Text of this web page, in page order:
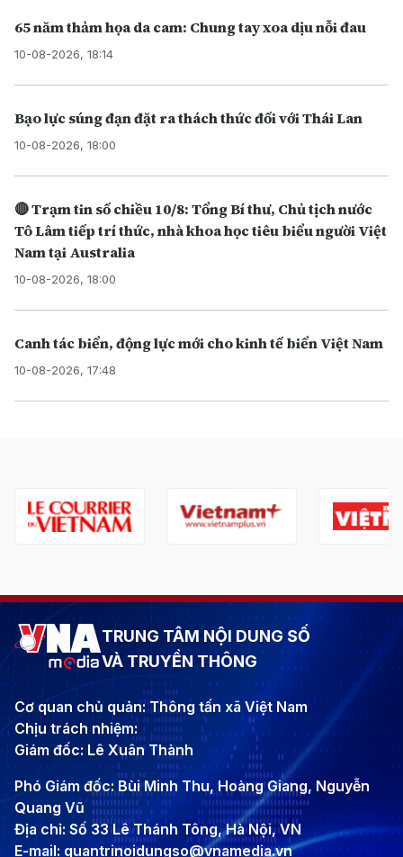
65 năm thảm họa da cam: Chung tay xoa dịu nỗi đau
10-08-2026, 18:14
Bạo lực súng đạn đặt ra thách thức đối với Thái Lan
10-08-2026, 18:00
🔴 Trạm tin số chiều 10/8: Tổng Bí thư, Chủ tịch nước
Tô Lâm tiếp trí thức, nhà khoa học tiêu biểu người Việt
Nam tại Australia
10-08-2026, 18:00
Canh tác biển, động lực mới cho kinh tế biển Việt Nam
10-08-2026, 17:48
TRUNG TÂM NỘI DUNG SỐ
VÀ TRUYỀN THÔNG
Cơ quan chủ quản: Thông tấn xã Việt Nam
Chịu trách nhiệm:
Giám đốc: Lê Xuân Thành
Phó Giám đốc: Bùi Minh Thu, Hoàng Giang, Nguyễn
Quang Vũ
Địa chỉ: Số 33 Lê Thánh Tông, Hà Nội, VN
E-mail: quantrinoidungso@vnamedia.vn